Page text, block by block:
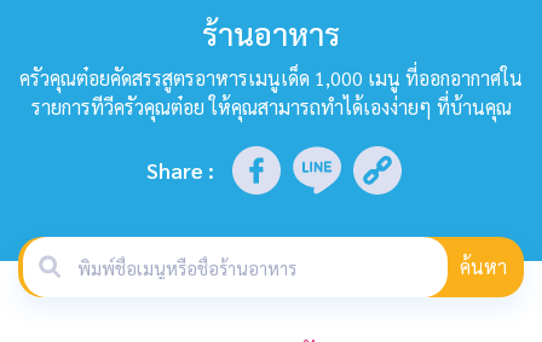
ร้านอาหาร
บทความ
ร้านอาหาร
ครัวคุณต๋อยคัดสรรสูตรอาหารเมนูเด็ด 1,000 เมนู ที่ออกอากาศใน
รายการทีวีครัวคุณต๋อย ให้คุณสามารถทำได้เองง่ายๆ ที่บ้านคุณ
Share :
ค้นหา